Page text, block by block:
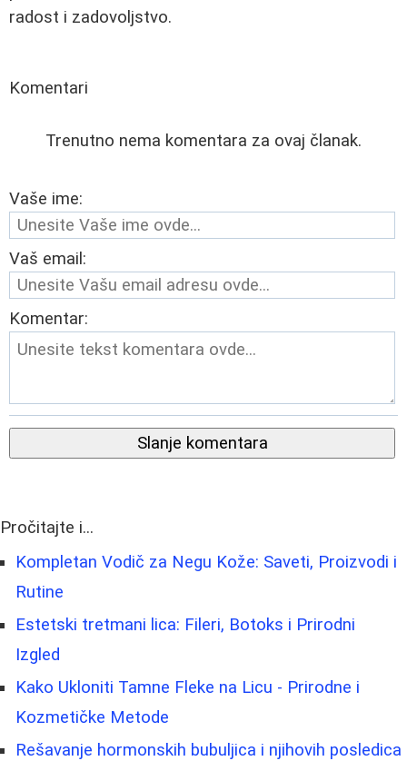
radost i zadovoljstvo.
Komentari
Trenutno nema komentara za ovaj članak.
Vaše ime:
Vaš email:
Komentar:
Slanje komentara
Pročitajte i...
Kompletan Vodič za Negu Kože: Saveti, Proizvodi i
Rutine
Estetski tretmani lica: Fileri, Botoks i Prirodni
Izgled
Kako Ukloniti Tamne Fleke na Licu - Prirodne i
Kozmetičke Metode
Rešavanje hormonskih bubuljica i njihovih posledica